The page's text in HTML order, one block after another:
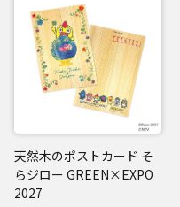
天然木のポストカード そ
らジロー GREEN×EXPO
2027